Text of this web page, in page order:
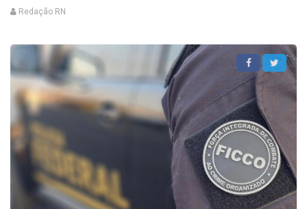
Redação RN